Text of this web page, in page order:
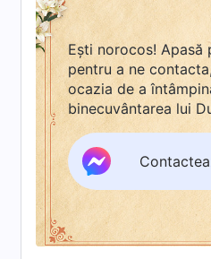
(Thailanda)
01:00:58 Oameni din
Hristos din zilele de pe
este mai bună decât cea
01:14:35 „În lumina
01:19:59 „Lauda pentru
Essonne (Franța)
01:29:09 „Dumnezeu
Pangasinan (Filipine)
Ești norocos! Apasă
pentru a ne
ocazia de a
binecuvântarea lui